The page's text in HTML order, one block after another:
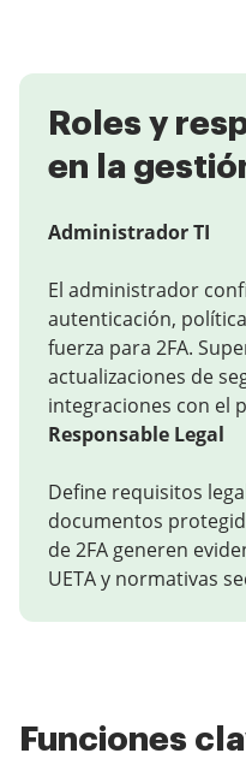
Roles y
en la
Administrador TI
El administrador
autenticación,
fuerza para 2FA.
actualizaciones de
integraciones con el
Responsable Legal
Define requisitos
documentos
de 2FA generen
UETA y normativas
Funciones